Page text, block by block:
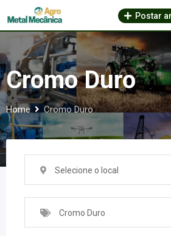
to
Postar
Cromo Duro
Home Cromo Duro
Selecione o local
Cromo Duro